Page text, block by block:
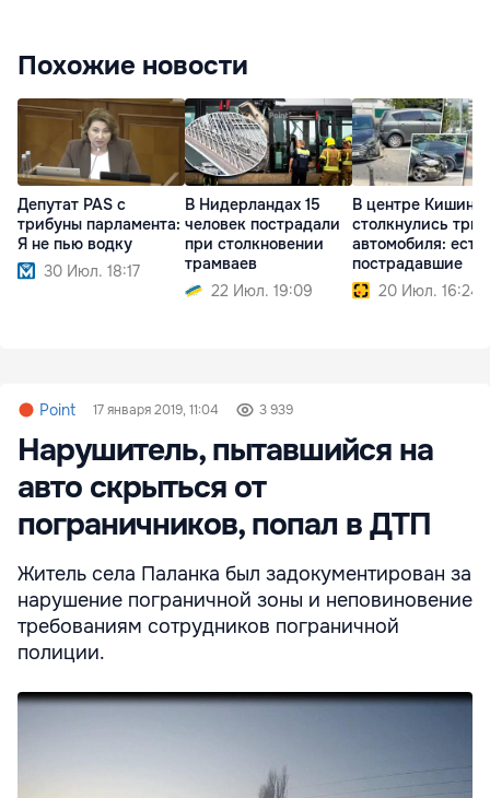
Похожие новости
Депутат PAS с
трибуны парламента:
Я не пью водку
30 Июл. 18:17
В Нидерландах 15
человек пострадали
при столкновении
трамваев
22 Июл. 19:09
В центре
столкнулись три
автомобиля: есть
пострадавшие
20 Июл. 16:24
Point 17 января 2019, 11:04 3 939
Нарушитель, пытавшийся на
авто скрыться от
пограничников, попал в ДТП
Житель села Паланка был задокументирован за
нарушение пограничной зоны и неповиновение
требованиям сотрудников пограничной
полиции.